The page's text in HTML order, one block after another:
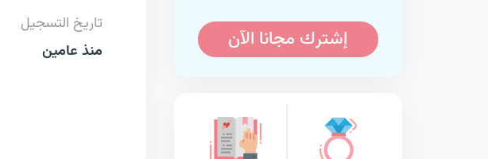
إشترك مجانا الآن
تاريخ التسجيل
منذ عامين